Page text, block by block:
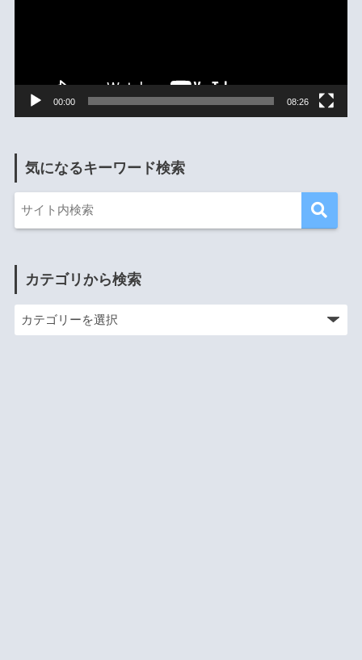
00:00 08:26
気になるキーワード検索
カテゴリから検索